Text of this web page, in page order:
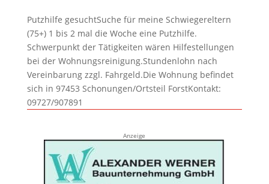
Putzhilfe gesuchtSuche für meine Schwiegereltern
(75+) 1 bis 2 mal die Woche eine Putzhilfe.
Schwerpunkt der Tätigkeiten wären Hilfestellungen
bei der Wohnungsreinigung.Stundenlohn nach
Vereinbarung zzgl. Fahrgeld.Die Wohnung befindet
sich in 97453 Schonungen/Ortsteil ForstKontakt:
09727/907891
Anzeige